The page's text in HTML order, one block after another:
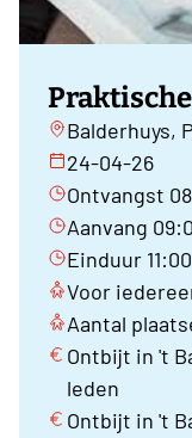
Balderhuys,
24-04-26
Ontvangst
Aanvang
Einduur 11:00
Voor
Aantal
Ontbijt in 't
leden
Ontbijt in 't